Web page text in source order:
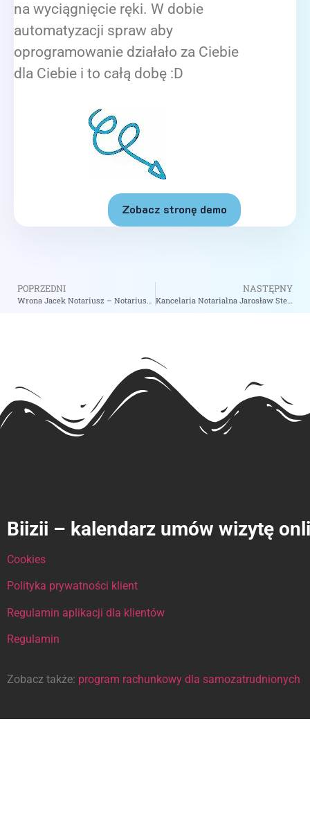
na wyciągnięcie ręki. W dobie
automatyzacji spraw aby
oprogramowanie działało za Ciebie
dla Ciebie i to całą dobę :D
Zobacz stronę demo
POPRZEDNI NASTĘPNY
Kancelaria Notarialna Jarosław Stejskal, Tomasz Baściuk S.C. – Notariusz Bielsko-Biała
Biizii – kalendarz umów wizytę
Cookies
Polityka prywatności klient
Regulamin aplikacji dla klientów
Regulamin
Zobacz także: program rachunkowy dla samozatrudnionych